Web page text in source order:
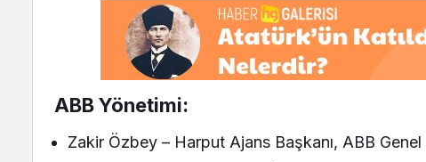
ABB Yönetimi:
Zakir Özbey – Harput Ajans Başkanı, ABB